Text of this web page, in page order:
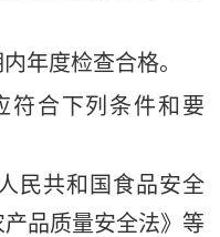
年度检查合格。
符合下列条件和要
民共和国食品安全
品质量安全法》等